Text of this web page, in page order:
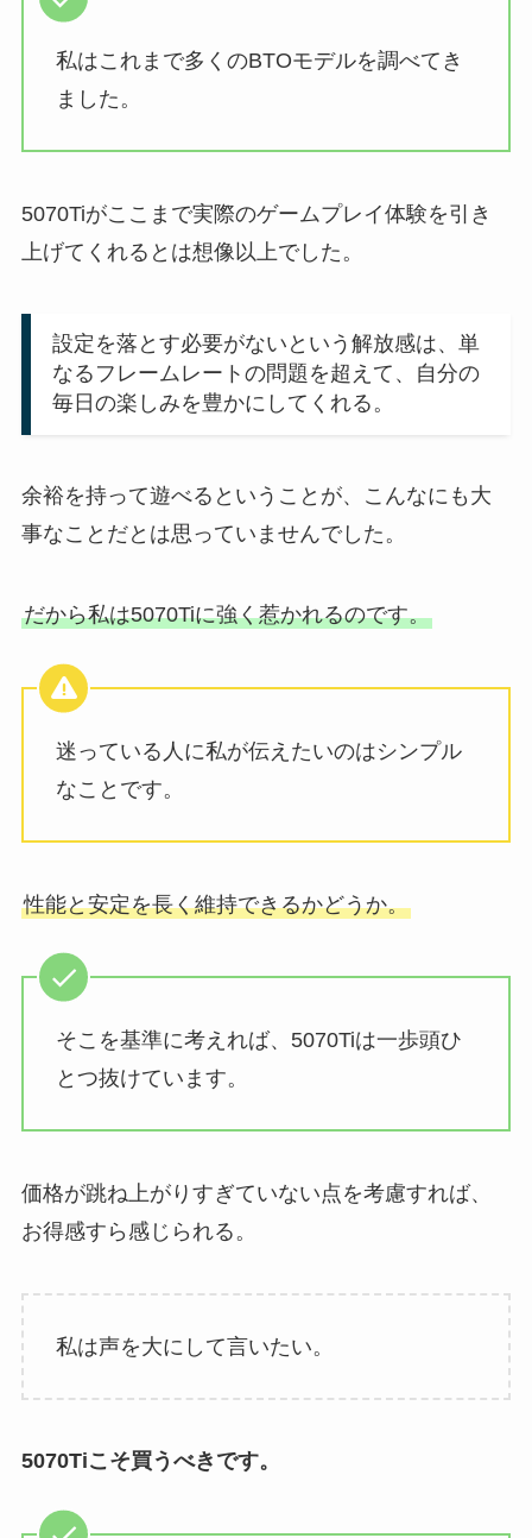
私はこれまで多くのBTOモデルを調べてき
ました。
5070Tiがここまで実際のゲームプレイ体験を引き
上げてくれるとは想像以上でした。
設定を落とす必要がないという解放感は、単
なるフレームレートの問題を超えて、自分の
毎日の楽しみを豊かにしてくれる。
余裕を持って遊べるということが、こんなにも大
事なことだとは思っていませんでした。
だから私は5070Tiに強く惹かれるのです。
迷っている人に私が伝えたいのはシンプル
なことです。
性能と安定を長く維持できるかどうか。
そこを基準に考えれば、5070Tiは一歩頭ひ
とつ抜けています。
価格が跳ね上がりすぎていない点を考慮すれば、
お得感すら感じられる。
私は声を大にして言いたい。
5070Tiこそ買うべきです。